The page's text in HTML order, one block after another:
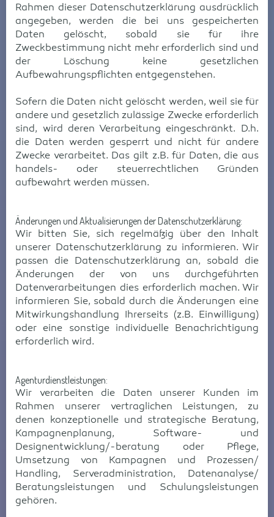
Rahmen dieser Datenschutzerklärung ausdrücklich
angegeben, werden die bei uns gespeicherten
Daten gelöscht, sobald sie für ihre
Zweckbestimmung nicht mehr erforderlich sind und
der Löschung keine gesetzlichen
Aufbewahrungspflichten entgegenstehen.
Sofern die Daten nicht gelöscht werden, weil sie für
andere und gesetzlich zulässige Zwecke erforderlich
sind, wird deren Verarbeitung eingeschränkt. D.h.
die Daten werden gesperrt und nicht für andere
Zwecke verarbeitet. Das gilt z.B. für Daten, die aus
handels- oder steuerrechtlichen Gründen
aufbewahrt werden müssen.
Änderungen und Aktualisierungen der Datenschutzerklärung:
Wir bitten Sie, sich regelmäßig über den Inhalt
unserer Datenschutzerklärung zu informieren. Wir
passen die Datenschutzerklärung an, sobald die
Änderungen der von uns durchgeführten
Datenverarbeitungen dies erforderlich machen. Wir
informieren Sie, sobald durch die Änderungen eine
Mitwirkungshandlung Ihrerseits (z.B. Einwilligung)
oder eine sonstige individuelle Benachrichtigung
erforderlich wird.
Agenturdienstleistungen:
Wir verarbeiten die Daten unserer Kunden im
Rahmen unserer vertraglichen Leistungen, zu
denen konzeptionelle und strategische Beratung,
Kampagnenplanung, Software- und
Designentwicklung/-beratung oder Pflege,
Umsetzung von Kampagnen und Prozessen/
Handling, Serveradministration, Datenanalyse/
Beratungsleistungen und Schulungsleistungen
gehören.